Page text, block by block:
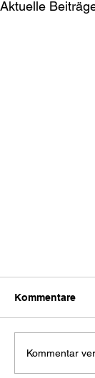
Aktuelle
Dahner
Kommentare
Kommentar